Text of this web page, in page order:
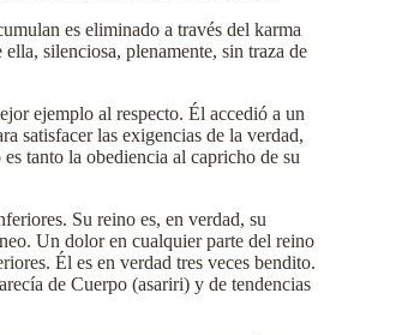
es eliminado a través del karma
silenciosa, plenamente, sin traza de
ejemplo al respecto. Él accedió a un
satisfacer las exigencias de la verdad,
tanto la obediencia al capricho de su
Su reino es, en verdad, su
Un dolor en cualquier parte del reino
Él es en verdad tres veces bendito.
de Cuerpo (asariri) y de tendencias